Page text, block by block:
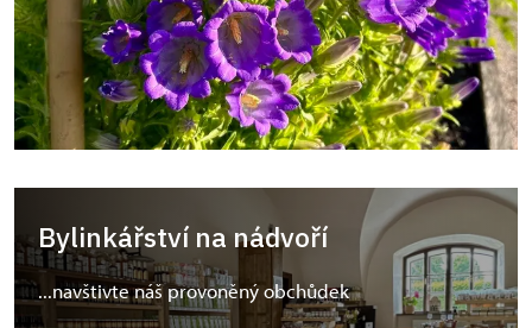
Bylinkářství na nádvoří
...navštivte náš provoněný obchůdek